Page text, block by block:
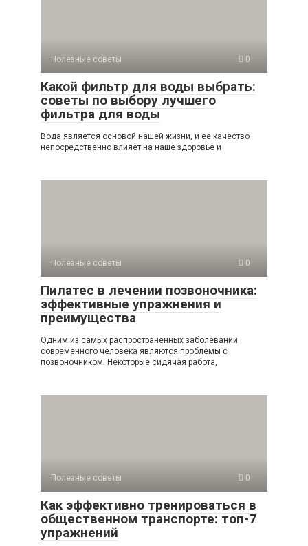
Полезные советы 0
Какой фильтр для воды выбрать:
советы по выбору лучшего
фильтра для воды
Вода является основой нашей жизни, и ее качество
непосредственно влияет на наше здоровье и
Полезные советы 0
Пилатес в лечении позвоночника:
эффективные упражнения и
преимущества
Одним из самых распространенных заболеваний
современного человека являются проблемы с
позвоночником. Некоторые сидячая работа,
Полезные советы 0
Как эффективно тренироваться в
общественном транспорте: топ-7
упражнений